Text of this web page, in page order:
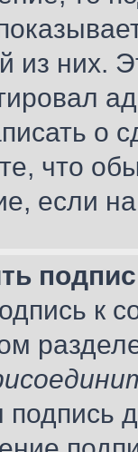
из них.
о
что
если на
к